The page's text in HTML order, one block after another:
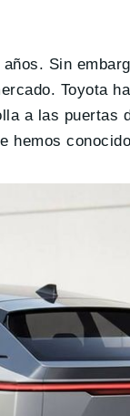
Sin
Toyota
a las puertas
hemos